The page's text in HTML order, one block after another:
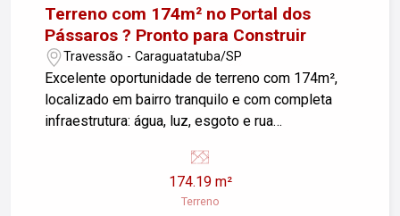
Terreno com 174m² no Portal dos
Pássaros ? Pronto para Construir
Travessão - Caraguatatuba/SP
Excelente oportunidade de terreno com 174m²,
localizado em bairro tranquilo e com completa
infraestrutura: água, luz, esgoto e rua
com fácil acesso à divisa entre Caraguatatuba e
praticidade e boa localização. Entre em contato
174.19 m²
Terreno